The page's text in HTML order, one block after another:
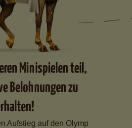
Minispielen teil,
Belohnungen zu
Aufstieg auf den Olymp